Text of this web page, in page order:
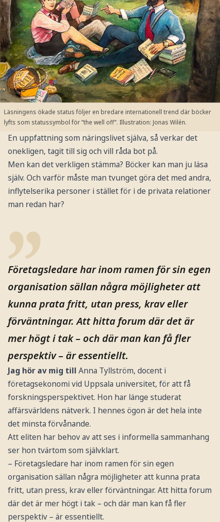
Läsningens ökade status följer en bredare internationell trend där böcker
lyfts som statussymbol för ”the well off”. Illustration: Jonas Wilén.
En uppfattning som näringslivet själva, så verkar det
onekligen, tagit till sig och vill råda bot på.
Men kan det verkligen stämma? Böcker kan man ju läsa
själv. Och varför måste man tvunget göra det med andra,
inflytelserika personer i stället för i de privata relationer
man redan har?
Företagsledare har inom ramen för sin egen
organisation sällan några möjligheter att
kunna prata fritt, utan press, krav eller
förväntningar. Att hitta forum där det är
mer högt i tak – och där man kan få fler
perspektiv – är essentiellt.
Jag hör av mig till Anna Tyllström, docent i
företagsekonomi vid Uppsala universitet, för att få
forskningsperspektivet. Hon har länge studerat
affärsvärldens nätverk. I hennes ögon är det hela inte
det minsta förvånande.
Att eliten har behov av att ses i informella sammanhang
ser hon tvärtom som självklart.
– Företagsledare har inom ramen för sin egen
organisation sällan några möjligheter att kunna prata
fritt, utan press, krav eller förväntningar. Att hitta forum
där det är mer högt i tak – och där man kan få fler
perspektiv – är essentiellt.